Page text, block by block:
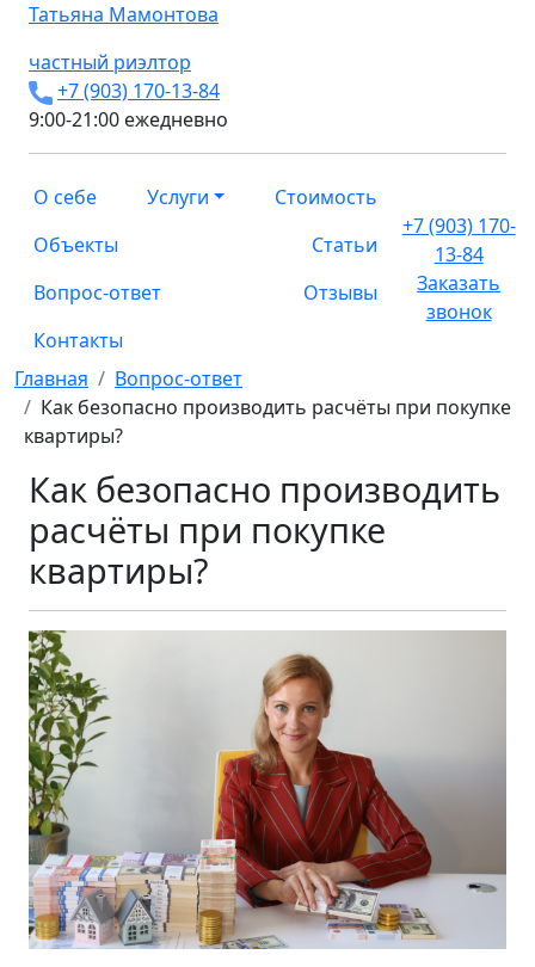
Татьяна Мамонтова
частный риэлтор
+7 (903) 170-13-84
9:00-21:00 ежедневно
О себе Услуги
Стоимость
Объекты
Статьи
Вопрос-ответ
Отзывы
Контакты
+7 (903) 170-
13-84
Заказать
звонок
Главная
Вопрос-ответ
Как безопасно производить расчёты при покупке
квартиры?
Как безопасно производить
расчёты при покупке
квартиры?